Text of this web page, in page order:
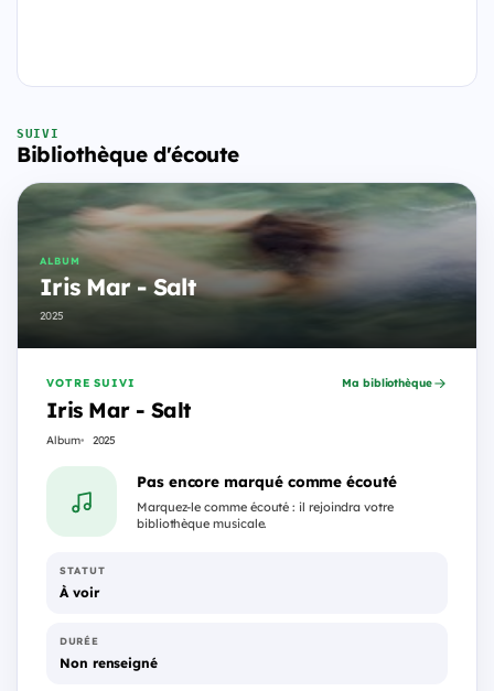
SUIVI
Bibliothèque d'écoute
ALBUM
Iris Mar - Salt
2025
VOTRE SUIVI
Iris Mar - Salt
Album 2025
Ma bibliothèque
Pas encore marqué comme écouté
Marquez-le comme écouté : il rejoindra votre
bibliothèque musicale.
STATUT
À voir
DURÉE
Non renseigné